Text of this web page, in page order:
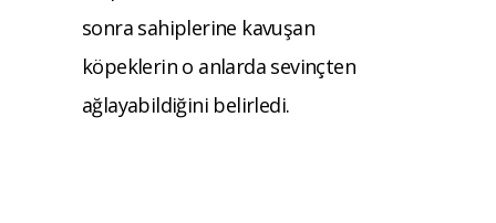
sonra sahiplerine kavuşan
köpeklerin o anlarda sevinçten
ağlayabildiğini belirledi.